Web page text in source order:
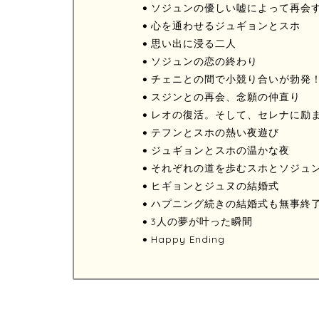
ソジュンの優しい嘘によって再会
心を通わせるジュギョンとスホ
思い出に浸る二人
ソジュンの恋の終わり
チェニとの間で小競り合いが勃発！
スジンとの再会、念願の仲直り
レオの復活。そして、セレナに励
テフンとスホの熱い夜遊び
ジュギョンとスホの温かな夜
それぞれの道を歩むスホとソジュ
ヒギョンとジュヌの結婚式
ハプニング続きの結婚式も無事終了
3人の夢が叶った瞬間
Happy Ending